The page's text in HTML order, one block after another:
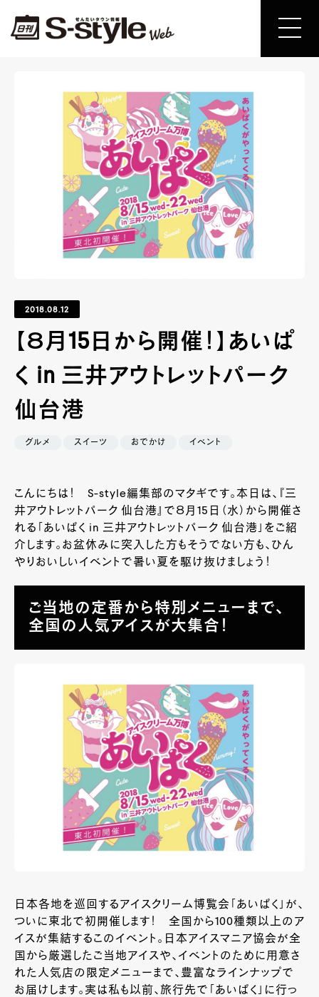
2018.08.12
【８月15日から開催！】あいぱ
く in 三井アウトレットパーク
仙台港
グルメ スイーツ おでかけ イベント
こんにちは！ S-style編集部のマタギです。本日は、『三
井アウトレットパーク 仙台港』で８月15日（水）から開催さ
れる「あいぱく in 三井アウトレットパーク 仙台港」をご紹
介します。お盆休みに突入した方もそうでない方も、ひん
やりおいしいイベントで暑い夏を駆け抜けましょう！
ご当地の定番から特別メニューまで、
全国の人気アイスが大集合！
日本各地を巡回するアイスクリーム博覧会「あいぱく」が、
ついに東北で初開催します！ 全国から100種類以上のア
イスが集結するこのイベント。日本アイスマニア協会が全
国から厳選したご当地アイスや、イベントのために用意さ
れた人気店の限定メニューまで、豊富なラインナップで
お届けします。実は私も以前、旅行先で「あいぱく」に行っ